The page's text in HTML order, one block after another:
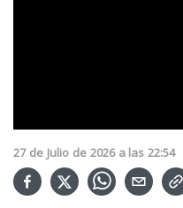
27 de Julio de 2026 a las 22:54